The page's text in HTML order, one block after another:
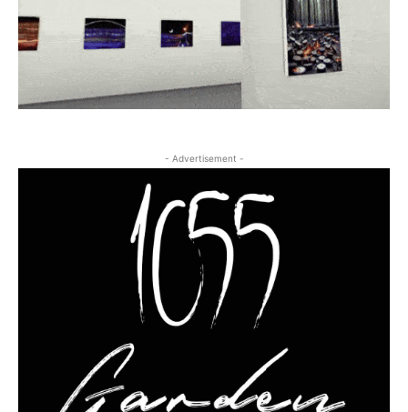
- Advertisement -